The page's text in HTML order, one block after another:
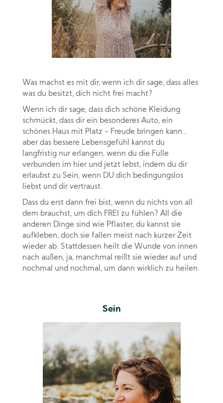
Was machst es mit dir, wenn ich dir sage, dass alles
was du besitzt, dich nicht frei macht?
Wenn ich dir sage, dass dich schöne Kleidung
schmückt, dass dir ein besonderes Auto, ein
schönes Haus mit Platz - Freude bringen kann…
aber das bessere Lebensgefühl kannst du
langfristig nur erlangen, wenn du die Fülle
verbunden im hier und jetzt lebst, indem du dir
erlaubst zu Sein, wenn DU dich bedingungslos
liebst und dir vertraust.
Dass du erst dann frei bist, wenn du nichts von all
dem brauchst, um dich FREI zu fühlen? All die
anderen Dinge sind wie Pflaster, du kannst sie
aufkleben, doch sie fallen meist nach kurzer Zeit
wieder ab. Stattdessen heilt die Wunde von innen
nach außen, ja, manchmal reißt sie wieder auf und
nochmal und nochmal, um dann wirklich zu heilen.
Sein